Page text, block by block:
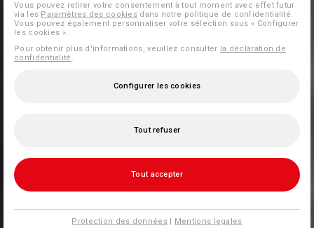
Vous pouvez retirer votre consentement à tout moment avec effet futur
via les Paramètres des cookies dans notre politique de confidentialité.
Vous pouvez également personnaliser votre sélection sous « Configurer
les cookies ».
Pour obtenir plus d'informations, veuillez consulter la déclaration de
confidentialité .
Configurer les cookies
Tout refuser
Tout accepter
Protection des données| Mentions legales